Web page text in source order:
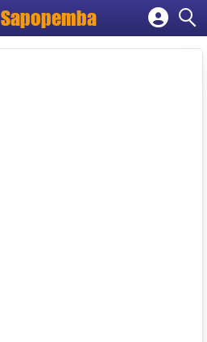
Sapopemba
Cadastrar empresa